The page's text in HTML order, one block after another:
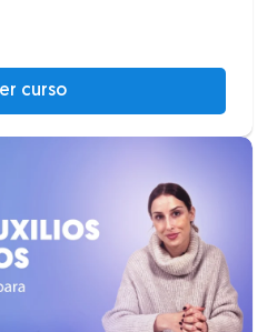
curso